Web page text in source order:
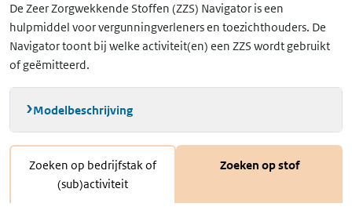
De Zeer Zorgwekkende Stoffen (ZZS) Navigator is een
hulpmiddel voor vergunningverleners en toezichthouders. De
Navigator toont bij welke activiteit(en) een ZZS wordt gebruikt
of geëmitteerd.
Modelbeschrijving
Zoeken op bedrijfstak of
(sub)activiteit
Zoeken op stof